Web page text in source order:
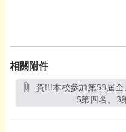
相關附件
5第四名、3